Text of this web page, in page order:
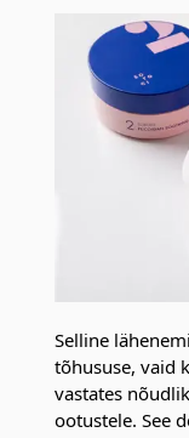
Selline
tõhususe, vaid
vastates
ootustele. See